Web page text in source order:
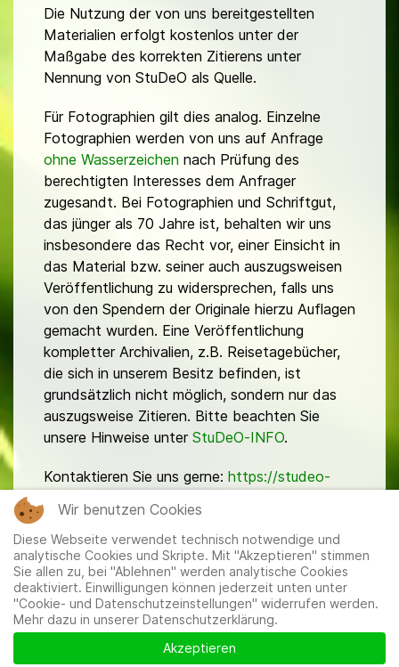
Die Nutzung der von uns bereitgestellten
Materialien erfolgt kostenlos unter der
Maßgabe des korrekten Zitierens unter
Nennung von StuDeO als Quelle.
Für Fotographien gilt dies analog. Einzelne
Fotographien werden von uns auf Anfrage
ohne Wasserzeichen nach Prüfung des
berechtigten Interesses dem Anfrager
zugesandt. Bei Fotographien und Schriftgut,
das jünger als 70 Jahre ist, behalten wir uns
insbesondere das Recht vor, einer Einsicht in
das Material bzw. seiner auch auszugsweisen
Veröffentlichung zu widersprechen, falls uns
von den Spendern der Originale hierzu Auflagen
gemacht wurden. Eine Veröffentlichung
kompletter Archivalien, z.B. Reisetagebücher,
die sich in unserem Besitz befinden, ist
grundsätzlich nicht möglich, sondern nur das
auszugsweise Zitieren. Bitte beachten Sie
unsere Hinweise unter StuDeO-INFO.
Kontaktieren Sie uns gerne: https://studeo-
Mitglieder|Impressum|Datenschutzerklärung|Cookie-
und Datenschutzeinstellungen
Wir benutzen Cookies
Diese Webseite verwendet technisch notwendige und
analytische Cookies und Skripte. Mit "Akzeptieren" stimmen
Sie allen zu, bei "Ablehnen" werden analytische Cookies
deaktiviert. Einwilligungen können jederzeit unten unter
"Cookie- und Datenschutzeinstellungen" widerrufen werden.
Mehr dazu in unserer Datenschutzerklärung.
Akzeptieren